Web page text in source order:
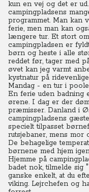
kun en vej og det er
campingpladsens
programmet. Man kan
ferie, men man kan
længere tur. Et stort
campingpladsen er
børn og heste i alle
reddet før, tager med
øvet kan jeg varmt
kystnatur på
Mandag - en tur i
En ferie uden badning
ørene. I dag er der
præmisser. Danland i
campingpladsens
specielt tilpasset
rutsjebaner, mens mor
De behagelige
børnene med hjem
Hjemme på
badet nok, tilmelde sig
ganske enkelt, at du
viking. Lejrchefen og